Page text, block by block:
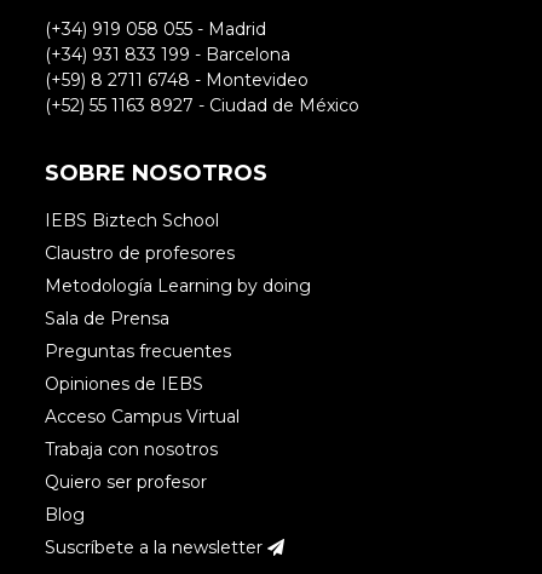
(+34) 919 058 055 - Madrid
(+34) 931 833 199 - Barcelona
(+59) 8 2711 6748 - Montevideo
(+52) 55 1163 8927 - Ciudad de México
SOBRE NOSOTROS
IEBS Biztech School
Claustro de profesores
Metodología Learning by doing
Sala de Prensa
Preguntas frecuentes
Opiniones de IEBS
Acceso Campus Virtual
Trabaja con nosotros
Quiero ser profesor
Blog
Suscríbete a la newsletter